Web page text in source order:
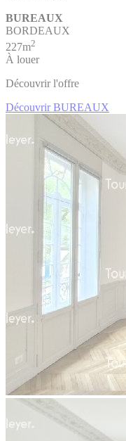
BUREAUX
BORDEAUX
227m2
À louer
Découvrir l'offre
Découvrir BUREAUX